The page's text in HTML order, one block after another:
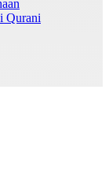
Qurani